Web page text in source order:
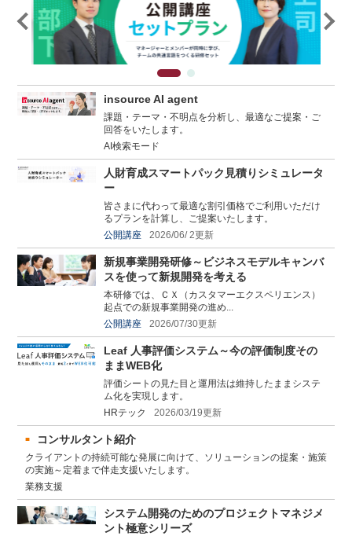
insource AI agent
課題・テーマ・不明点を分析し、最適なご提案・ご
回答をいたします。
AI検索モード
人財育成スマートパック見積りシミュレータ
ー
皆さまに代わって最適な割引価格でご利用いただけ
るプランを計算し、ご提案いたします。
公開講座
2026/06/ 2更新
新規事業開発研修～ビジネスモデルキャンバ
スを使って新規開発を考える
本研修では、ＣＸ（カスタマーエクスペリエンス）
起点での新規事業開発の進め...
公開講座
2026/07/30更新
Leaf 人事評価システム～今の評価制度その
ままWEB化
評価シートの見た目と運用法は維持したままシステ
ム化を実現します。
HRテック
2026/03/19更新
コンサルタント紹介
クライアントの持続可能な発展に向けて、ソリューションの提案・施策
の実施～定着まで伴走支援いたします。
業務支援
システム開発のためのプロジェクトマネジメ
ント極意シリーズ